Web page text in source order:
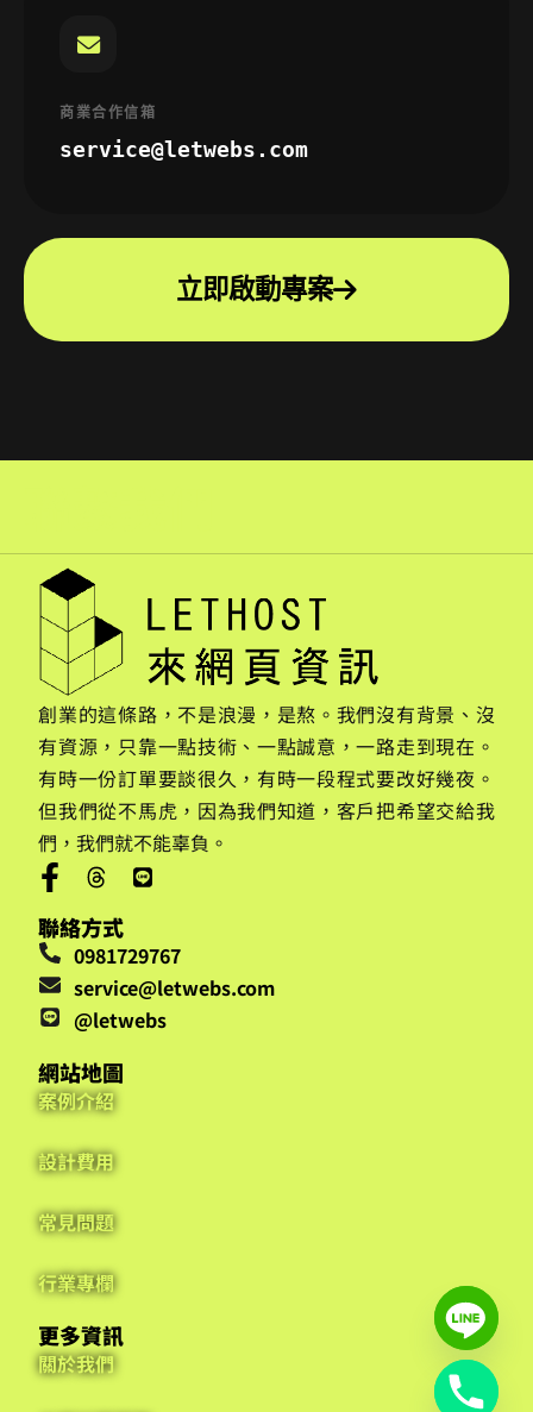
商業合作信箱
service@letwebs.com
立即啟動專案
創業的這條路，不是浪漫，是熬。我們沒有背景、沒
有資源，只靠一點技術、一點誠意，一路走到現在。
有時一份訂單要談很久，有時一段程式要改好幾夜。
但我們從不馬虎，因為我們知道，客戶把希望交給我
們，我們就不能辜負。
聯絡方式
0981729767
service@letwebs.com
@letwebs
網站地圖
案例介紹
設計費用
常見問題
行業專欄
更多資訊
關於我們